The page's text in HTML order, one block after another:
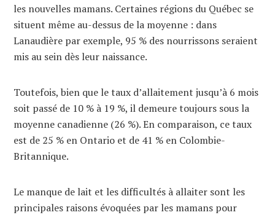
les nouvelles mamans. Certaines régions du Québec se
situent même au-dessus de la moyenne : dans
Lanaudière par exemple, 95 % des nourrissons seraient
mis au sein dès leur naissance.
Toutefois, bien que le taux d’allaitement jusqu’à 6 mois
soit passé de 10 % à 19 %, il demeure toujours sous la
moyenne canadienne (26 %). En comparaison, ce taux
est de 25 % en Ontario et de 41 % en Colombie-
Britannique.
Le manque de lait et les difficultés à allaiter sont les
principales raisons évoquées par les mamans pour